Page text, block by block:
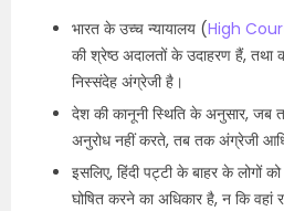
भारत के उच्च न्यायालय (High
की श्रेष्ठ अदालतों के उदाहरण हैं, तथा
निस्संदेह अंग्रेजी है।
देश की कानूनी स्थिति के अनुसार, जब
अनुरोध नहीं करते, तब तक अंग्रेजी
इसलिए, हिंदी पट्टी के बाहर के लोगों
घोषित करने का अधिकार है, न कि वहां